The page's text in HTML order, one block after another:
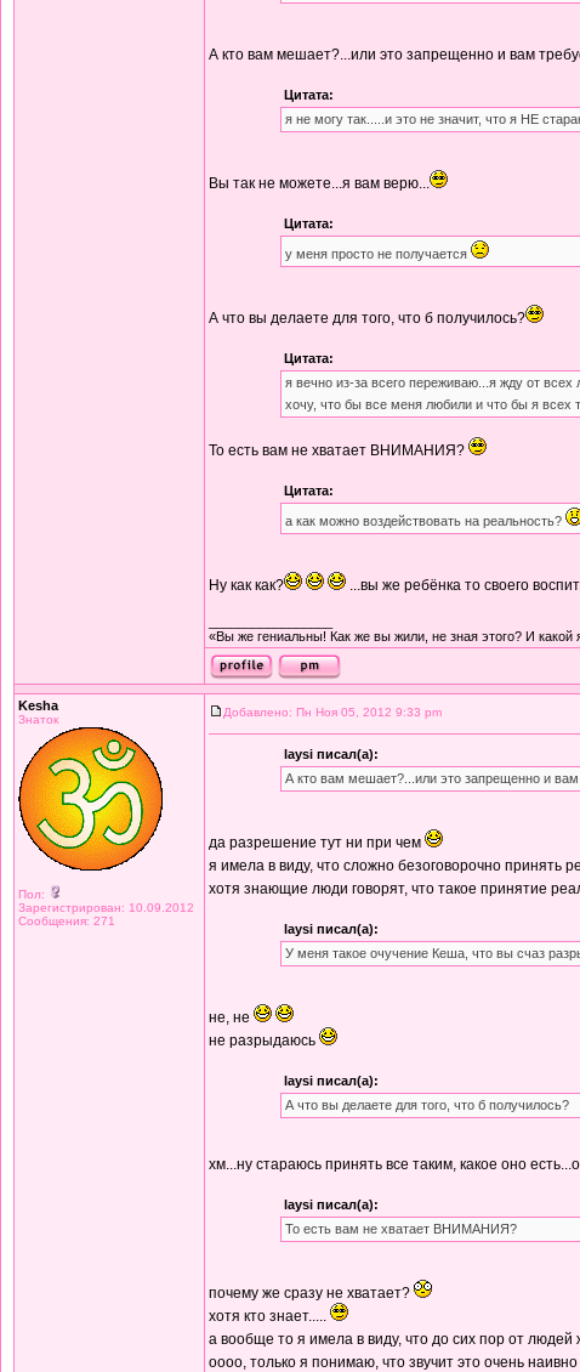
А кто вам мешает?...или это запрещенно и вам
Цитата:
я не могу так.....и это не значит, что я НЕ
Вы так не можете...я вам верю...
Цитата:
у меня просто не получается
А что вы делаете для того, что б получилось?
Цитата:
я вечно из-за всего переживаю...я жду от всех
хочу, что бы все меня любили и что бы я всех
То есть вам не хватает ВНИМАНИЯ?
Цитата:
а как можно воздействовать на реальность?
Ну как как? ...вы же ребёнка то своего
«Вы же гениальны! Как же вы жили, не зная этого? И какой
Kesha
Знаток
Пол:
Зарегистрирован: 10.09.2012
Сообщения: 271
Добавлено: Пн Ноя 05, 2012 9:33 pm
laysi писал(а):
А кто вам мешает?...или это запрещенно и
да разрешение тут ни при чем
я имела в виду, что сложно безоговорочно принять
хотя знающие люди говорят, что такое принятие
laysi писал(а):
У меня такое очучение Кеша, что вы счаз
не, не
не разрыдаюсь
laysi писал(а):
А что вы делаете для того, что б получилось?
хм...ну стараюсь принять все таким, какое оно
laysi писал(а):
То есть вам не хватает ВНИМАНИЯ?
почему же сразу не хватает?
хотя кто знает.....
а вообще то я имела в виду, что до сих пор от людей
оооо, только я понимаю, что звучит это очень наивно